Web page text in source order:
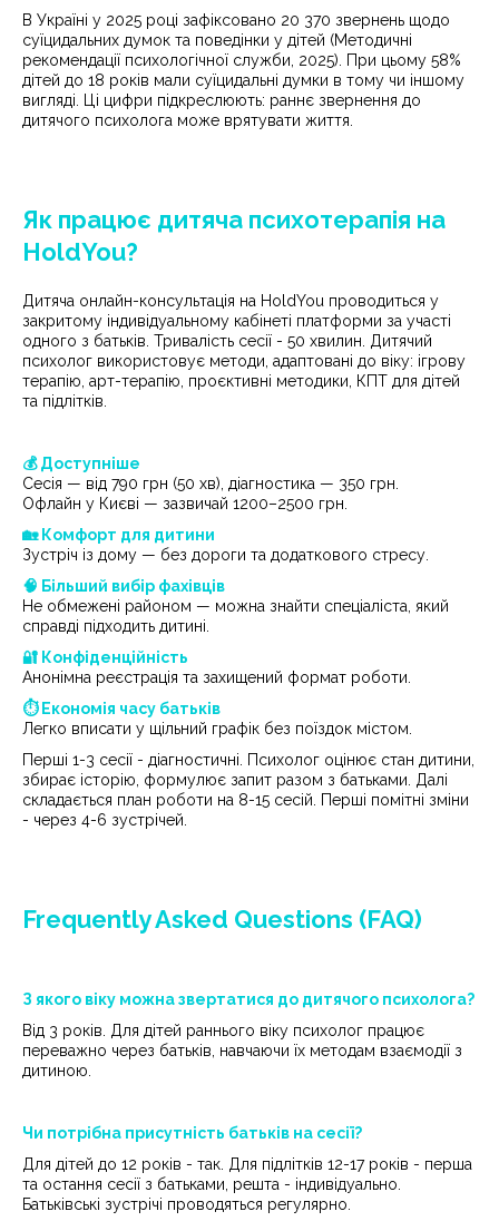
В Україні у 2025 році зафіксовано 20 370 звернень щодо
суїцидальних думок та поведінки у дітей (Методичні
рекомендації психологічної служби, 2025). При цьому 58%
дітей до 18 років мали суїцидальні думки в тому чи іншому
вигляді. Ці цифри підкреслюють: раннє звернення до
дитячого психолога може врятувати життя.
Як працює дитяча психотерапія на
HoldYou?
Дитяча онлайн-консультація на HoldYou проводиться у
закритому індивідуальному кабінеті платформи за участі
одного з батьків. Тривалість сесії - 50 хвилин. Дитячий
психолог використовує методи, адаптовані до віку: ігрову
терапію, арт-терапію, проєктивні методики, КПТ для дітей
та підлітків.
💰 Доступніше
Сесія — від 790 грн (50 хв), діагностика — 350 грн.
Офлайн у Києві — зазвичай 1200–2500 грн.
🏡 Комфорт для дитини
Зустріч із дому — без дороги та додаткового стресу.
🧠 Більший вибір фахівців
Не обмежені районом — можна знайти спеціаліста, який
справді підходить дитині.
🔐 Конфіденційність
Анонімна реєстрація та захищений формат роботи.
⏱ Економія часу батьків
Легко вписати у щільний графік без поїздок містом.
Перші 1-3 сесії - діагностичні. Психолог оцінює стан дитини,
збирає історію, формулює запит разом з батьками. Далі
складається план роботи на 8-15 сесій. Перші помітні зміни
- через 4-6 зустрічей.
Frequently Asked Questions (FAQ)
З якого віку можна звертатися до дитячого психолога?
Від 3 років. Для дітей раннього віку психолог працює
переважно через батьків, навчаючи їх методам взаємодії з
дитиною.
Чи потрібна присутність батьків на сесії?
Для дітей до 12 років - так. Для підлітків 12-17 років - перша
та остання сесії з батьками, решта - індивідуально.
Батьківські зустрічі проводяться регулярно.